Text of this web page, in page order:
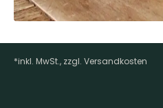
Footer-Menü
*inkl. MwSt., zzgl. Versandkosten